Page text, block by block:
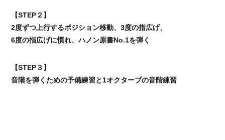
【STEP２】
2度ずつ上行するポジション移動、3度の指広げ、
6度の指広げに慣れ、ハノン原書No.1を弾く
【STEP３】
音階を弾くための予備練習と1オクターブの音階練習